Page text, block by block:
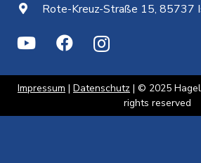
Rote-Kreuz-Straße 15, 85737
Impressum | Datenschutz | © 2025
rights reserved